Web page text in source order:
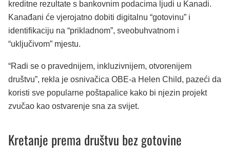
kreditne rezultate s bankovnim podacima ljudi u Kanadi.
Kanađani će vjerojatno dobiti digitalnu “gotovinu” i
identifikaciju na “prikladnom”, sveobuhvatnom i
“uključivom” mjestu.
“Radi se o pravednijem, inkluzivnijem, otvorenijem
društvu”, rekla je osnivačica OBE-a Helen Child, pazeći da
koristi sve popularne poštapalice kako bi njezin projekt
zvučao kao ostvarenje sna za svijet.
Kretanje prema društvu bez gotovine